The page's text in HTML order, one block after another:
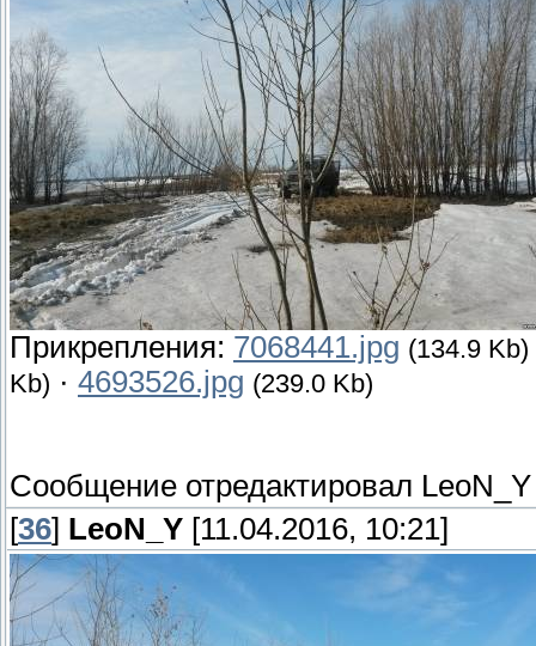
Прикрепления: 7068441.jpg (134.9 Kb)
Kb) · 4693526.jpg (239.0 Kb)
Сообщение отредактировал LeoN_Y
[36] LeoN_Y [11.04.2016, 10:21]